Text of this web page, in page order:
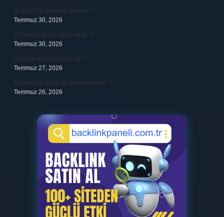
Şirket KDV nereden ödenir ?
Temmuz 30, 2026
23 baklavalı sac fiyatı nedir ?
Temmuz 30, 2026
Açık hava basıncı kaç hg ?
Temmuz 27, 2026
Kozmolojik kanıt ne demek felsefe ?
Temmuz 26, 2026